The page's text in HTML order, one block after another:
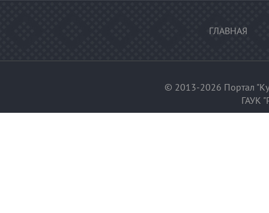
ГЛАВНАЯ
© 2013-2026 Портал
ГАУК